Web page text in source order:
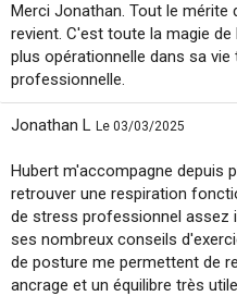
Merci Jonathan. Tout le mérite
revient. C'est toute la magie
plus opérationnelle dans sa vie
professionnelle.
Jonathan L Le 03/03/2025
Hubert m'accompagne depuis
retrouver une respiration
de stress professionnel assez
ses nombreux conseils
de posture me permettent de
ancrage et un équilibre très